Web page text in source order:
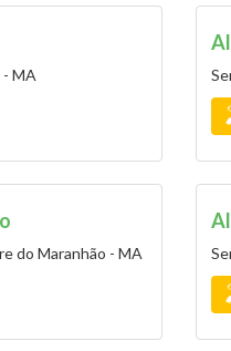
MA
do Maranhão - MA